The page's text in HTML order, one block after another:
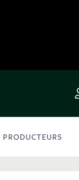
PRODUCTEURS